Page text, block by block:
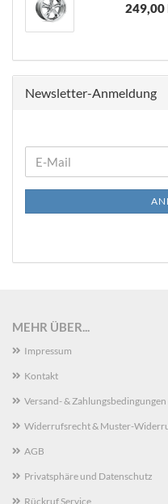
249,00
Newsletter-Anmeldung
ZUR
NEWSLETTER-
E-
Mail
MEHR ÜBER...
Impressum
Kontakt
Versand- & Zahlungsbedingungen
Widerrufsrecht & Muster-
AGB
Privatsphäre und Datenschutz
Rückruf Service